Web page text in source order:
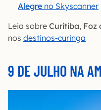
Alegre no Skyscanner
Leia sobre Curitiba, Foz
nos destinos-curinga
9 DE JULHO NA